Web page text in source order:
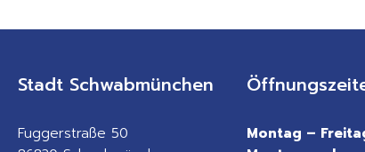
Stadt Schwabmünchen
Fuggerstraße 50
Montag –